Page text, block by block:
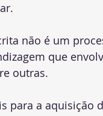
não é um
que
outras.
para a aquisição